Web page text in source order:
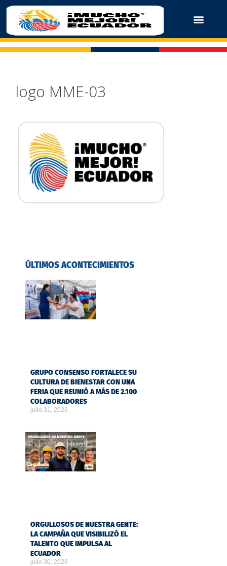
logo MME-03
ÚLTIMOS ACONTECIMIENTOS
GRUPO CONSENSO FORTALECE SU
CULTURA DE BIENESTAR CON UNA
FERIA QUE REUNIÓ A MÁS DE 2.100
COLABORADORES
julio 31, 2026
ORGULLOSOS DE NUESTRA GENTE:
LA CAMPAÑA QUE VISIBILIZÓ EL
TALENTO QUE IMPULSA AL
ECUADOR
julio 30, 2026